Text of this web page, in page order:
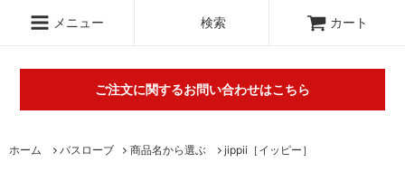
ご注文に関するお問い合わせはこちら
関するご不明な点は（＞お問い合わせフォーム）にてご連絡お願
メニュー 検索 カート
ホーム バスローブ 商品名から選ぶ jippii［イッピー］